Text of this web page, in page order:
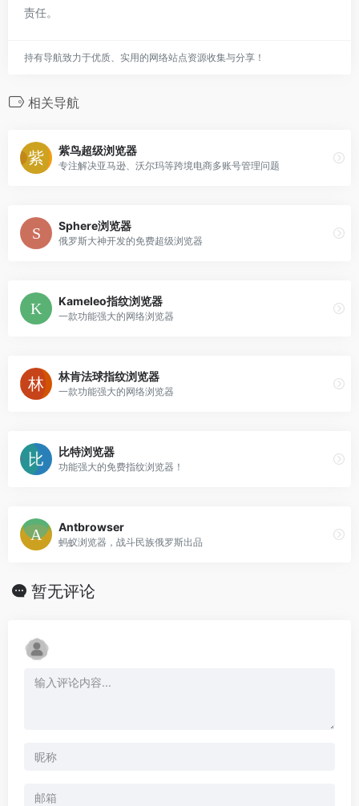
责任。
持有导航致力于优质、实用的网络站点资源收集与分享！
相关导航
紫鸟超级浏览器
专注解决亚马逊、沃尔玛等跨境电商多账号管理问题
Sphere浏览器
俄罗斯大神开发的免费超级浏览器
Kameleo指纹浏览器
一款功能强大的网络浏览器
林肯法球指纹浏览器
一款功能强大的网络浏览器
比特浏览器
功能强大的免费指纹浏览器！
Antbrowser
蚂蚁浏览器，战斗民族俄罗斯出品
暂无评论